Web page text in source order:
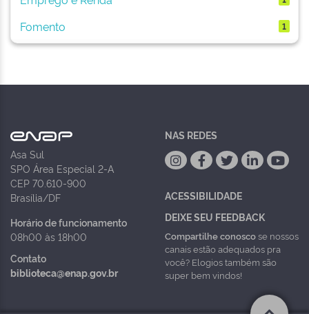
Fomento 1
Asa Sul
SPO Área Especial 2-A
CEP 70.610-900
Brasília/DF
Horário de funcionamento
08h00 às 18h00
Contato
biblioteca@enap.gov.br
NAS REDES
ACESSIBILIDADE
DEIXE SEU FEEDBACK
Compartilhe conoscose nossos
canais estão adequados pra
você? Elogios também são
super bem vindos!